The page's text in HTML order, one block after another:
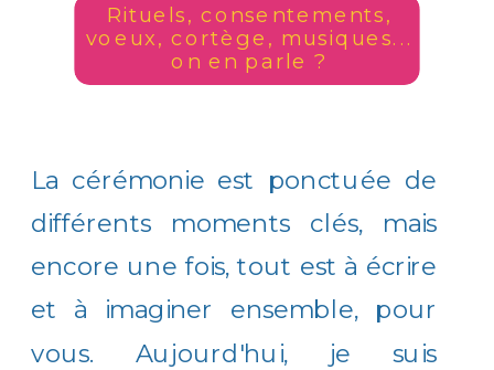
Rituels, consentements,
voeux, cortège, musiques...
on en parle ?
La cérémonie est ponctuée de
différents moments clés, mais
encore une fois, tout est à écrire
et à imaginer ensemble, pour
vous. Aujourd'hui, je suis